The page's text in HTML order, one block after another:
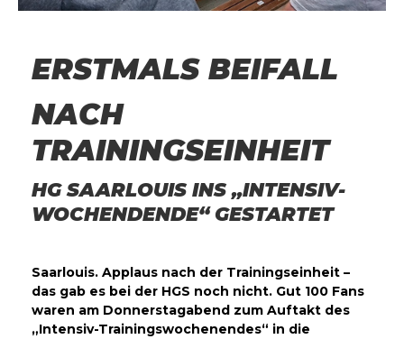
ERSTMALS BEIFALL
NACH
TRAININGSEINHEIT
HG SAARLOUIS INS „INTENSIV-
WOCHENDENDE“ GESTARTET
Saarlouis. Applaus nach der Trainingseinheit –
das gab es bei der HGS noch nicht. Gut 100 Fans
waren am Donnerstagabend zum Auftakt des
„Intensiv-Trainingswochenendes“ in die